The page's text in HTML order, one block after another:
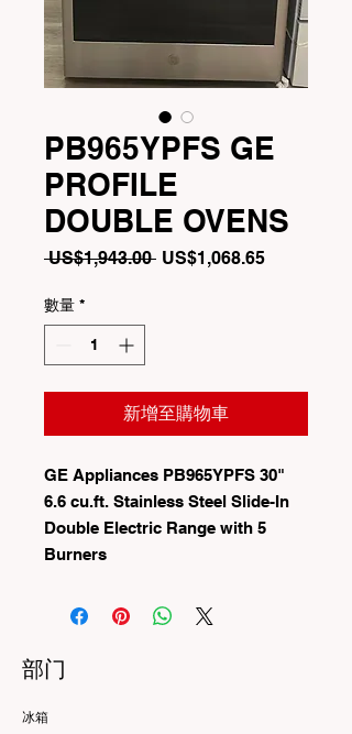
PB965YPFS GE
PROFILE
DOUBLE OVENS
US$1,943.00 一US$1,068.65促
數量 *
新增至購物車
GE Appliances PB965YPFS 30"
6.6 cu.ft. Stainless Steel Slide-In
Double Electric Range with 5
Burners
部门
冰箱